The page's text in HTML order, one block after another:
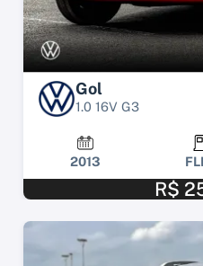
Gol
1.0 16V G3
2013
R$